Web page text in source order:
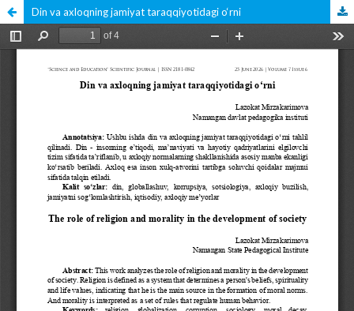
Din va axloqning jamiyat taraqqiyotidagi o‘rni